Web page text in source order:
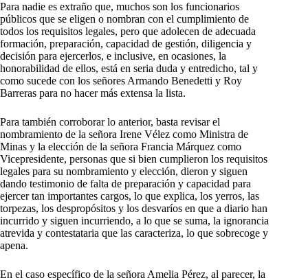
Para nadie es extraño que, muchos son los funcionarios
públicos que se eligen o nombran con el cumplimiento de
todos los requisitos legales, pero que adolecen de adecuada
formación, preparación, capacidad de gestión, diligencia y
decisión para ejercerlos, e inclusive, en ocasiones, la
honorabilidad de ellos, está en seria duda y entredicho, tal y
como sucede con los señores Armando Benedetti y Roy
Barreras para no hacer más extensa la lista.
Para también corroborar lo anterior, basta revisar el
nombramiento de la señora Irene Vélez como Ministra de
Minas y la elección de la señora Francia Márquez como
Vicepresidente, personas que si bien cumplieron los requisitos
legales para su nombramiento y elección, dieron y siguen
dando testimonio de falta de preparación y capacidad para
ejercer tan importantes cargos, lo que explica, los yerros, las
torpezas, los despropósitos y los desvaríos en que a diario han
incurrido y siguen incurriendo, a lo que se suma, la ignorancia
atrevida y contestataria que las caracteriza, lo que sobrecoge y
apena.
En el caso específico de la señora Amelia Pérez, al parecer, la